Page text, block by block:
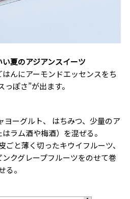
夏のアジアンスイーツ
んにアーモンドエッセンスをち
ぽさ”が出ます。
ヨーグルト、 はちみつ、少量のア
ラム酒や梅酒）を混ぜる。
と薄く切ったキウイフルーツ、
クグレープフルーツをのせて巻
る。